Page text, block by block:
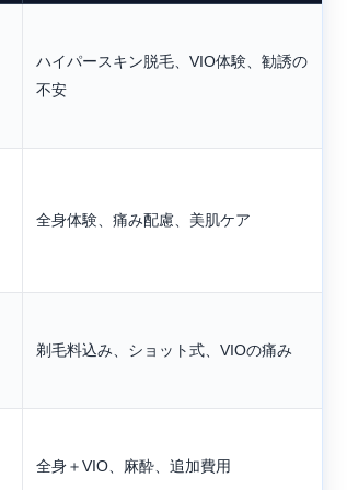
ハイパースキン脱毛、VIO体験、勧誘の
不安
全身体験、痛み配慮、美肌ケア
剃毛料込み、ショット式、VIOの痛み
全身＋VIO、麻酔、追加費用